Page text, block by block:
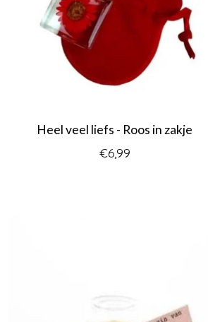
Heel veel liefs - Roos in zakje
€6,99